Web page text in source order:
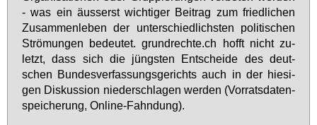
- was ein äus­serst wich­ti­ger Bei­trag zum fried­li­chen
Zu­sam­men­le­ben der un­ter­schied­lichs­ten po­li­ti­schen
Strö­mun­gen be­deu­tet. grund­rech­te.ch hofft nicht zu­
letzt, dass sich die jüngs­ten Ent­schei­de des deut­
schen Bun­des­ver­fas­sungs­ge­richts auch in der hie­si­
gen Dis­kus­si­on nie­der­schla­gen wer­den (Vor­rats­da­ten­
spei­che­rung, On­line-Fahn­dung).